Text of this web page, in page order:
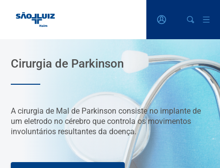
Cirurgia de Parkinson
A cirurgia de Mal de Parkinson consiste no implante de
um eletrodo no cérebro que controla os movimentos
involuntários resultantes da doença.